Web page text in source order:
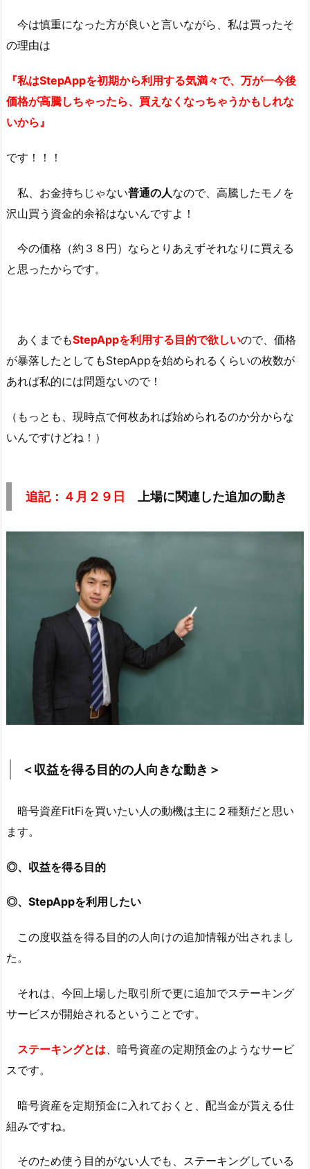
今は慎重になった方が良いと言いながら、私は買ったそ
の理由は
『私はStepAppを初期から利用する気満々で、万が一今後
価格が高騰しちゃったら、買えなくなっちゃうかもしれな
いから』
です！！！
私、お金持ちじゃない普通の人なので、高騰したモノを
沢山買う資金的余裕はないんですよ！
今の価格（約３８円）ならとりあえずそれなりに買える
と思ったからです。
あくまでもStepAppを利用する目的で欲しいので、価格
が暴落したとしてもStepAppを始められるくらいの枚数が
あれば私的には問題ないので！
（もっとも、現時点で何枚あれば始められるのか分からな
いんですけどね！）
追記：４月２９日 上場に関連した追加の動き
＜収益を得る目的の人向きな動き＞
暗号資産FitFiを買いたい人の動機は主に２種類だと思い
ます。
◎、収益を得る目的
◎、StepAppを利用したい
この度収益を得る目的の人向けの追加情報が出されまし
た。
それは、今回上場した取引所で更に追加でステーキング
サービスが開始されるということです。
ステーキングとは 、暗号資産の定期預金のようなサービ
スです。
暗号資産を定期預金に入れておくと、配当金が貰える仕
組みですね。
そのため使う目的がない人でも、ステーキングしている